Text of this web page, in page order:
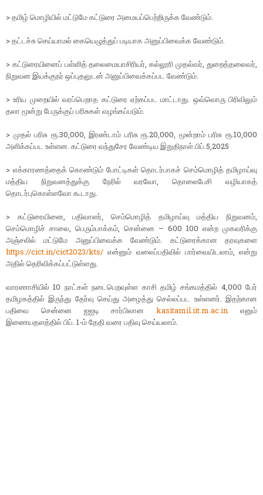
> தமிழ் மொழியில் மட்டுமே கட்டுரை அமையப்பெற்றிருக்க வேண்டும்.
> தட்டச்சு செய்யாமல் கையெழுத்துப் படியாக அனுப்பிவைக்க வேண்டும்.
> கட்டுரையினைப் பள்ளித் தலைமையாசிரியர், கல்லூரி முதல்வர், துறைத்தலைவர்,
நிறுவன இயக்குநர் ஒப்புதலுடன் அனுப்பிவைக்கப்பட வேண்டும்.
> உரிய முறையில் வரப்பெறாத கட்டுரை ஏற்கப்பட மாட்டாது. ஒவ்வொரு பிரிவிலும்
தலா மூன்று பேருக்குப் பரிசுகள் வழங்கப்படும்.
> முதல் பரிசு ரூ.30,000, இரண்டாம் பரிசு ரூ.20,000, மூன்றாம் பரிசு ரூ.10,000
அளிக்கப்பட உள்ளன. கட்டுரை வந்துசேர வேண்டிய இறுதிநாள் பிப்.5,2025
> எக்காரணத்தைக் கொண்டும் போட்டிகள் தொடர்பாகச் செம்மொழித் தமிழாய்வு
மத்திய நிறுவனத்துக்கு நேரில் வரவோ, தொலைபேசி வழியாகத்
தொடர்புகொள்ளவோ கூடாது.
> கட்டுரையினை, பதிவாளர், செம்மொழித் தமிழாய்வு மத்திய நிறுவனம்,
செம்மொழிச் சாலை, பெரும்பாக்கம், சென்னை – 600 100 என்ற முகவரிக்கு
அஞ்சலில் மட்டுமே அனுப்பிவைக்க வேண்டும். கட்டுரைக்கான தரவுகளை
https://cict.in/cict2023/kts/ என்னும் வலைப்பதிவில் பார்வையிடலாம், என்று
அதில் தெரிவிக்கப்பட்டுள்ளது.
வாரணாசியில் 10 நாட்கள் நடைபெறவுள்ள காசி தமிழ் சங்கமத்தில் 4,000 பேர்
தமிழகத்தில் இருந்து தேர்வு செய்து அழைத்து செல்லப்பட உள்ளனர். இதற்கான
பதிவை சென்னை ஐஐடி சார்பிலானkasitamil.iit.m.ac.in எனும்
இணையதளத்தில் பிப். 1-ம் தேதி வரை பதிவு செய்யலாம்.